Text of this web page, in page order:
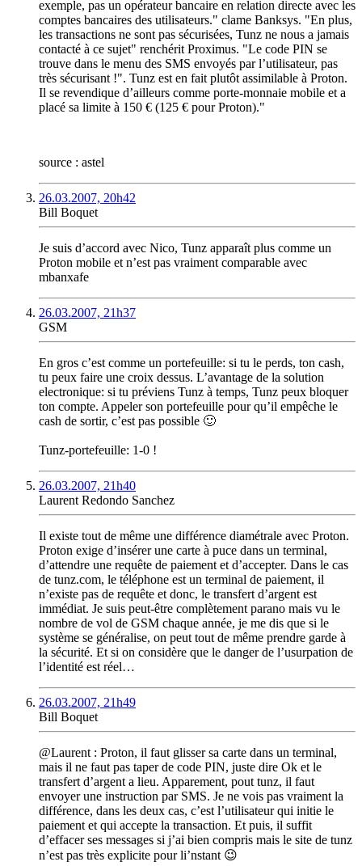
exemple, pas un opérateur bancaire en relation directe avec les
comptes bancaires des utilisateurs." clame Banksys. "En plus,
les transactions ne sont pas sécurisées, Tunz ne nous a jamais
contacté à ce sujet" renchérit Proximus. "Le code PIN se
trouve dans le menu des SMS envoyés par l’utilisateur, pas
très sécurisant !". Tunz est en fait plutôt assimilable à Proton.
Il se revendique d’ailleurs comme porte-monnaie mobile et a
placé sa limite à 150 € (125 € pour Proton)."
source : astel
26.03.2007, 20h42
Bill Boquet
Je suis d’accord avec Nico, Tunz apparaît plus comme un
Proton mobile et n’est pas vraiment comparable avec
mbanxafe
26.03.2007, 21h37
GSM
En gros c’est comme un portefeuille: si tu le perds, ton cash,
tu peux faire une croix dessus. L’avantage de la solution
electronique: si tu préviens Tunz à temps, Tunz peux bloquer
ton compte. Appeler son portefeuille pour qu’il empêche le
cash de sortir, c’est pas possible 🙂
Tunz-portefeuille: 1-0 !
26.03.2007, 21h40
Laurent Redondo Sanchez
Il existe tout de même une différence diamétrale avec Proton.
Proton exige d’insérer une carte à puce dans un terminal,
d’attendre une requête de paiement et d’accepter. Dans le cas
de tunz.com, le téléphone est un terminal de paiement, il
n’existe pas de requête et donc, le transfert d’argent est
immédiat. Je suis peut-être complètement parano mais vu le
nombre de vol de GSM chaque année, je me dis que si le
système se généralise, on peut tout de même prendre garde à
la sécurité. Et si on considère que le danger de l’usurpation de
l’identité est réel…
26.03.2007, 21h49
Bill Boquet
@Laurent : Proton, il faut glisser sa carte dans un terminal,
mais il ne faut pas taper de code PIN, juste dire Ok et le
transfert d’argent a lieu. Apparement, pout tunz, il faut
envoyer une instruction par SMS. Je ne vois pas vraiment la
différence, dans les deux cas, c’est l’utilisateur qui initie le
paiement et qui accepte la transaction. Et puis, il suffit
d’effacer ses messages si j’ai bien compris mais le site de tunz
n’est pas très explicite pour li’nstant 😉